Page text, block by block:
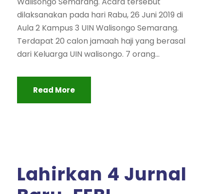
dilaksanakan pada hari Rabu, 26 Juni 2019 di
Aula 2 Kampus 3 UIN Walisongo Semarang.
Terdapat 20 calon jamaah haji yang berasal
dari Keluarga UIN walisongo. 7 orang...
Read More
Lahirkan 4 Jurnal